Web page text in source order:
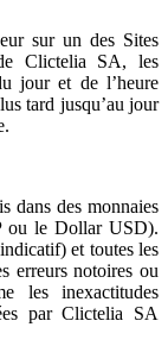
sur un des Sites
Clictelia SA, les
jour et de l’heure
tard jusqu’au jour
dans des monnaies
ou le Dollar USD).
et toutes les
erreurs notoires ou
les inexactitudes
par Clictelia SA